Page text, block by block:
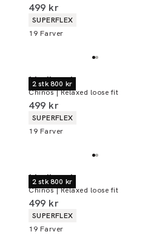
I alt (inkl. rabat)
499 kr
Produkt egenskaber
SUPERFLEX
19 Farver
2 stk 800 kr
Lindbergh
Chinos | Relaxed loose fit
I alt (inkl. rabat)
499 kr
Produkt egenskaber
SUPERFLEX
19 Farver
2 stk 800 kr
Lindbergh
Chinos | Relaxed loose fit
I alt (inkl. rabat)
499 kr
Produkt egenskaber
SUPERFLEX
19 Farver